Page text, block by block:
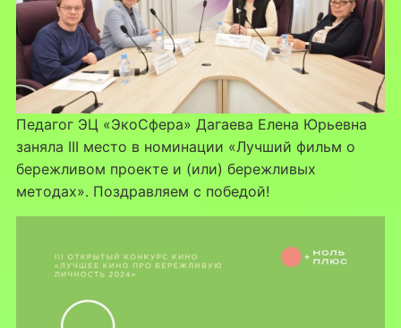
Педагог ЭЦ «ЭкоСфера» Дагаева Елена Юрьевна
заняла III место в номинации «Лучший фильм о
бережливом проекте и (или) бережливых
методах». Поздравляем с победой!